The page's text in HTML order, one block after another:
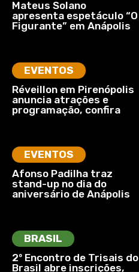
Mateus Solano
apresenta espetáculo “O
Figurante” em Anápolis
EVENTOS
Réveillon em Pirenópolis
anuncia atrações e
programação, confira
EVENTOS
Afonso Padilha traz
stand-up no dia do
aniversário de Anápolis
BRASIL
2º Encontro de Trisais do
Brasil abre inscrições,